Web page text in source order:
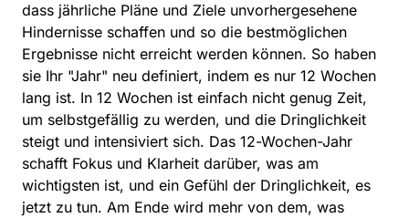
dass jährliche Pläne und Ziele unvorhergesehene
Hindernisse schaffen und so die bestmöglichen
Ergebnisse nicht erreicht werden können. So haben
sie Ihr "Jahr" neu definiert, indem es nur 12 Wochen
lang ist. In 12 Wochen ist einfach nicht genug Zeit,
um selbstgefällig zu werden, und die Dringlichkeit
steigt und intensiviert sich. Das 12-Wochen-Jahr
schafft Fokus und Klarheit darüber, was am
wichtigsten ist, und ein Gefühl der Dringlichkeit, es
jetzt zu tun. Am Ende wird mehr von dem, was